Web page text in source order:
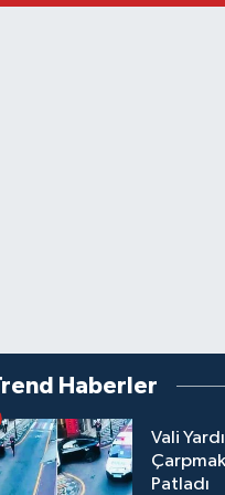
Haberler
Vali
Çarpmak
Patladı